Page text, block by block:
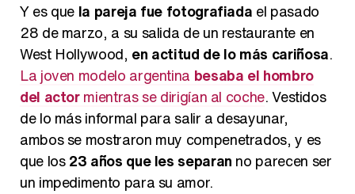
Y es que la pareja fue fotografiada el pasado
28 de marzo, a su salida de un restaurante en
West Hollywood, en actitud de lo más cariñosa.
La joven modelo argentina besaba el hombro
del actormientras se dirigían al coche. Vestidos
de lo más informal para salir a desayunar,
ambos se mostraron muy compenetrados, y es
que los23 años que les separan no parecen ser
un impedimento para su amor.